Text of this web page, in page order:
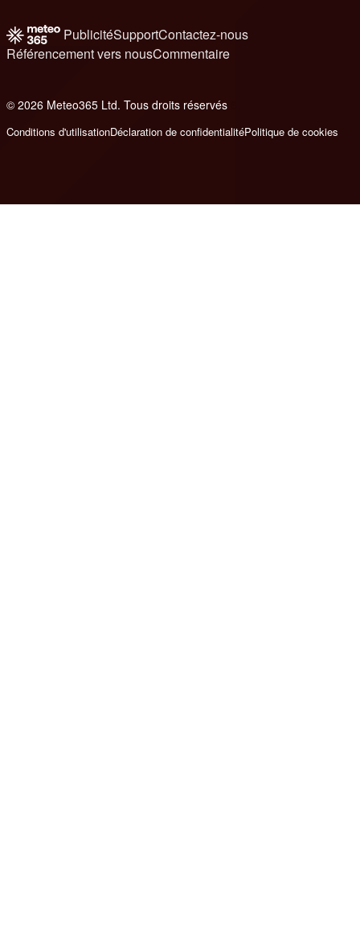
PublicitéSupportContactez-nous
Référencement vers nousCommentaire
© 2026 Meteo365 Ltd. Tous droits réservés
Conditions d'utilisationDéclaration de confidentialitéPolitique de cookies